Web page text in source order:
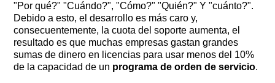
"Por qué?" "Cuándo?", "Cómo?" "Quién?" Y "cuánto?".
Debido a esto, el desarrollo es más caro y,
consecuentemente, la cuota del soporte aumenta, el
resultado es que muchas empresas gastan grandes
sumas de dinero en licencias para usar menos del 10%
de la capacidad de un programa de orden de servicio.